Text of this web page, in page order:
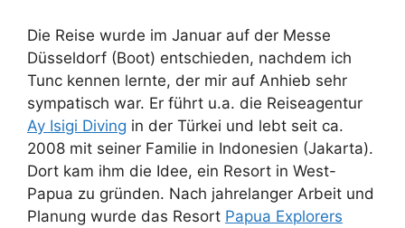
Die Reise wurde im Januar auf der Messe
Düsseldorf (Boot) entschieden, nachdem ich
Tunc kennen lernte, der mir auf Anhieb sehr
sympatisch war. Er führt u.a. die Reiseagentur
Ay Isigi Diving in der Türkei und lebt seit ca.
2008 mit seiner Familie in Indonesien (Jakarta).
Dort kam ihm die Idee, ein Resort in West-
Papua zu gründen. Nach jahrelanger Arbeit und
Planung wurde das Resort Papua Explorers